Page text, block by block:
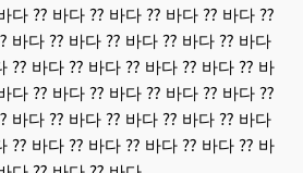
다 ⁇ 바다 ⁇ 바다 ⁇ 바다 ⁇ 바다 ⁇
바다 ⁇ 바다 ⁇ 바다 ⁇ 바다 ⁇ 바다
⁇ 바다 ⁇ 바다 ⁇ 바다 ⁇ 바다 ⁇ 바
다 ⁇ 바다 ⁇ 바다 ⁇ 바다 ⁇ 바다 ⁇
바다 ⁇ 바다 ⁇ 바다 ⁇ 바다 ⁇ 바다
⁇ 바다 ⁇ 바다 ⁇ 바다 ⁇ 바다 ⁇ 바